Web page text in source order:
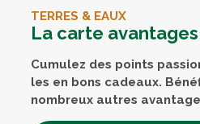
TERRES & EAUX
La carte avantages
Cumulez des points
les en bons cadeaux.
nombreux autres